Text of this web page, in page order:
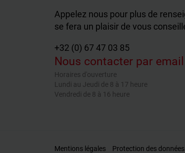
Appelez nous pour plus de
se fera un plaisir de vous
+32 (0) 67 47 03 85
Nous contacter par email
Horaires d'ouverture
Lundi au Jeudi de 8 à 17 heure
Vendredi de 8 à 16 heure
Mentions légales Protection des données